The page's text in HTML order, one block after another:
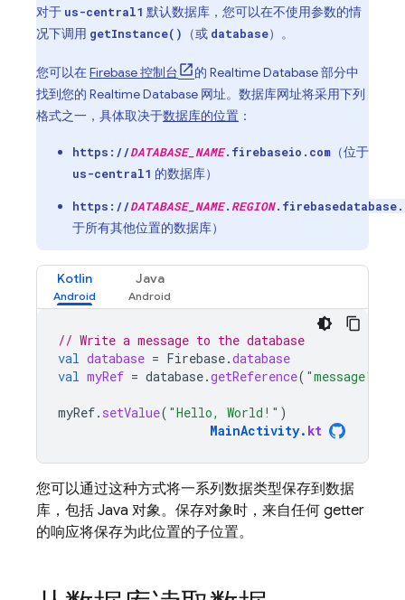
对于 us-central1 默认数据库，您可以在不使用参数的情
况下调用 getInstance() （或 database）。
您可以在Firebase控制台 的 Realtime Database部分中
找到您的 Realtime Database 网址。数据库网址将采用下列
格式之一，具体取决于数据库的位置 ：
https://DATABASE_NAME.firebaseio.com （位于
us-central1 的数据库）
https://DATABASE_NAME. REGION
于所有其他位置的数据库）
Kotlin Java
// Write a message to the database
val database = Firebase.database
val myRef = database.getReference( "message"
myRef. setValue( "Hello, World!" )
MainActivity. kt
您可以通过这种方式将一系列数据类型保存到数据
库，包括 Java 对象。保存对象时，来自任何 getter
的响应将保存为此位置的子位置。